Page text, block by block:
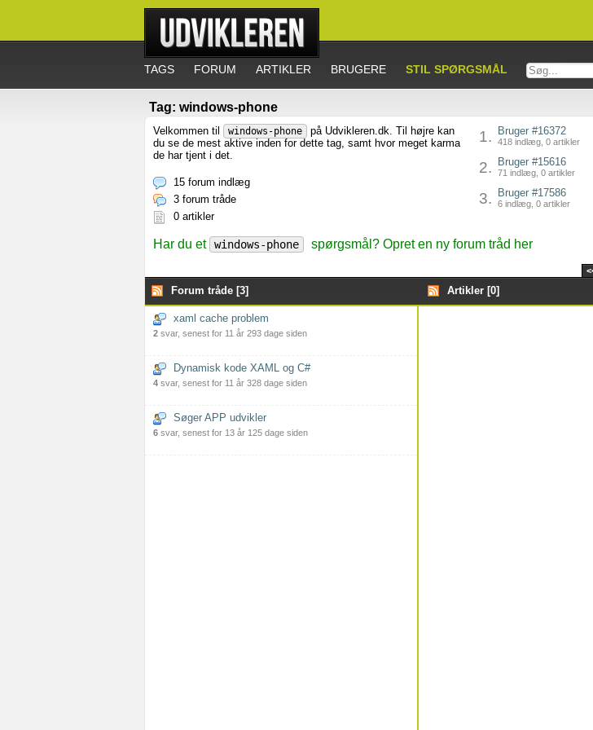
TAGS FORUM ARTIKLER BRUGERE STIL SPØRGSMÅL
Tag: windows-phone
Velkommen til windows-phone
på Udvikleren.dk. Til højre kan
du se de mest aktive inden for dette tag, samt hvor meget karma
de har tjent i det.
15 forum indlæg
3 forum tråde
0 artikler
1. Bruger #16372
418 indlæg, 0 artikler
2. Bruger #15616
71 indlæg, 0 artikler
3. Bruger #17586
6 indlæg, 0 artikler
Har du et windows-phone spørgsmål? Opret en ny forum tråd her
Forum tråde [3] Artikler [0]
xaml cache problem
2 svar, senest for 11 år 293 dage siden
Dynamisk kode XAML og C#
4 svar, senest for 11 år 328 dage siden
Søger APP udvikler
6 svar, senest for 13 år 125 dage siden